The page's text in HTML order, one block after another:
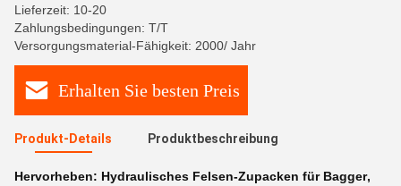
Lieferzeit: 10-20
Zahlungsbedingungen: T/T
Versorgungsmaterial-Fähigkeit: 2000/ Jahr
Erhalten Sie besten Preis
Produkt-Details Produktbeschreibung
Hervorheben: Hydraulisches Felsen-Zupacken für Bagger,